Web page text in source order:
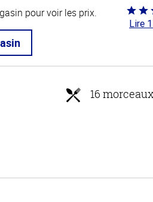
pour voir les prix.
Coté
4.7
Lire
16 morceaux